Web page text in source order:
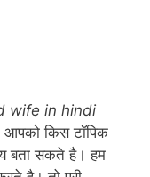
wife in hindi
किस टॉपिक
बता सकते है। हम